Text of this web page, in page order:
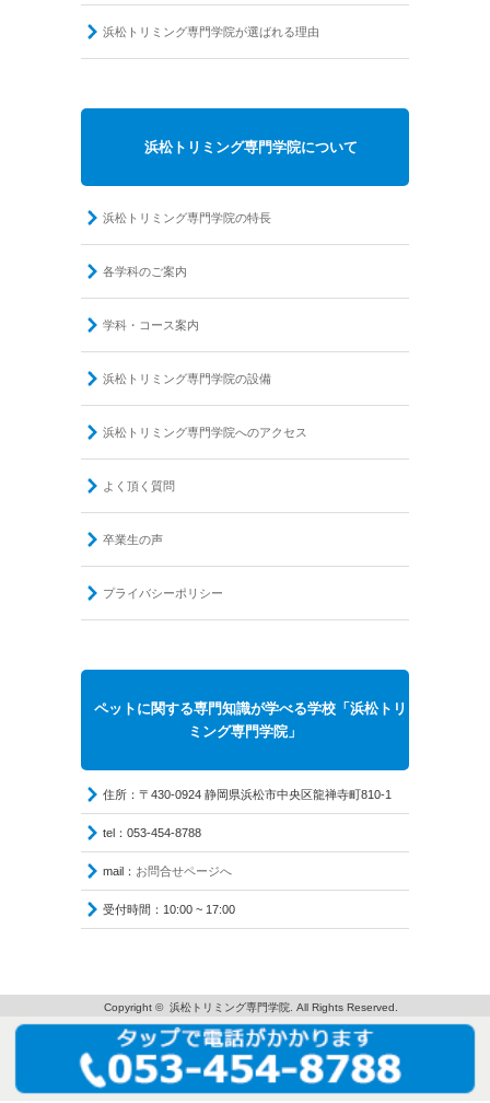
浜松トリミング専門学院が選ばれる理由
浜松トリミング専門学院について
浜松トリミング専門学院の特長
各学科のご案内
学科・コース案内
浜松トリミング専門学院の設備
浜松トリミング専門学院へのアクセス
よく頂く質問
卒業生の声
プライバシーポリシー
ペットに関する専門知識が学べる学校「浜松トリ
ミング専門学院」
住所：〒430-0924 静岡県浜松市中央区龍禅寺町810-1
tel：053-454-8788
mail： お問合せページへ
受付時間：10:00 ~ 17:00
Copyright © 浜松トリミング専門学院. All Rights Reserved.